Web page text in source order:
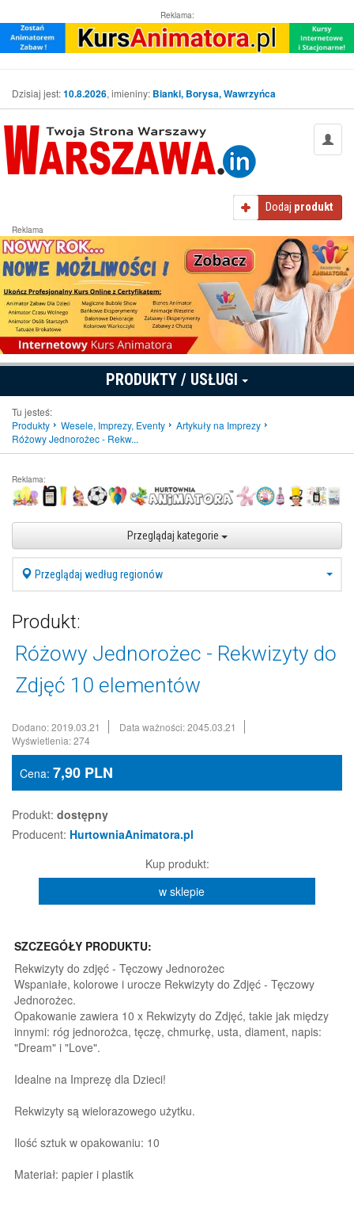
Reklama:
Dzisiaj jest:10.8.2026, imieniny: Bianki, Borysa, Wawrzyńca
Dodaj produkt
Reklama
PRODUKTY / USŁUGI
Tu jesteś:
Produkty
Wesele, Imprezy, Eventy
Artykuły na Imprezy
Różowy Jednorożec - Rekw...
Reklama:
Przeglądaj kategorie
Przeglądaj według regionów
Produkt:
Różowy Jednorożec - Rekwizyty do
Zdjęć 10 elementów
Dodano: 2019.03.21
Data ważności: 2045.03.21
Wyświetlenia: 274
Cena: 7,90 PLN
Produkt: dostępny
Producent: HurtowniaAnimatora.pl
Kup produkt:
w sklepie
SZCZEGÓŁY PRODUKTU:
Rekwizyty do zdjęć - Tęczowy Jednorożec
Wspaniałe, kolorowe i urocze Rekwizyty do Zdjęć - Tęczowy
Jednorożec.
Opakowanie zawiera 10 x Rekwizyty do Zdjęć, takie jak między
innymi: róg jednorożca, tęczę, chmurkę, usta, diament, napis:
"Dream" i "Love".
Idealne na Imprezę dla Dzieci!
Rekwizyty są wielorazowego użytku.
Ilość sztuk w opakowaniu: 10
Materiał: papier i plastik